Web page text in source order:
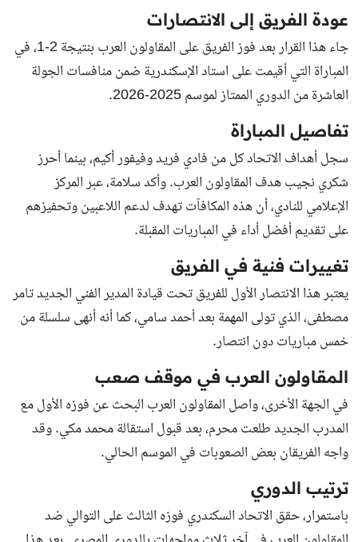
عودة الفريق إلى الانتصارات
جاء هذا القرار بعد فوز الفريق على المقاولون العرب بنتيجة 2-1، في
المباراة التي أقيمت على استاد الإسكندرية ضمن منافسات الجولة
العاشرة من الدوري الممتاز لموسم 2025-2026.
تفاصيل المباراة
سجل أهداف الاتحاد كل من فادي فريد وفيفور أكيم، بينما أحرز
شكري نجيب هدف المقاولون العرب. وأكد سلامة، عبر المركز
الإعلامي للنادي، أن هذه المكافآت تهدف لدعم اللاعبين وتحفيزهم
على تقديم أفضل أداء في المباريات المقبلة.
تغييرات فنية في الفريق
يعتبر هذا الانتصار الأول للفريق تحت قيادة المدير الفني الجديد تامر
مصطفى، الذي تولى المهمة بعد أحمد سامي، كما أنه أنهى سلسلة من
خمس مباريات دون انتصار.
المقاولون العرب في موقف صعب
في الجهة الأخرى، واصل المقاولون العرب البحث عن فوزه الأول مع
المدرب الجديد طلعت محرم، بعد قبول استقالة محمد مكي. وقد
واجه الفريقان بعض الصعوبات في الموسم الحالي.
ترتيب الدوري
باستمرار، حقق الاتحاد السكندري فوزه الثالث على التوالي ضد